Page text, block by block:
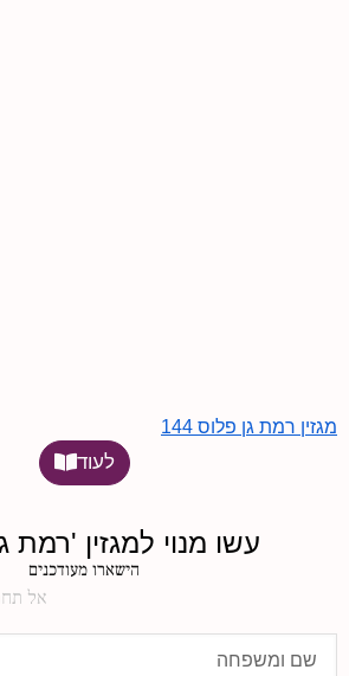
מגזין רמת גן פלוס 144
לעוד
עשו מנוי למגזין 'רמת
הישארו מעודכנים
אל